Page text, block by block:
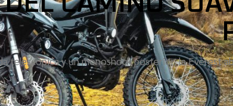
telescópica y un monoshock posterior, la Everest